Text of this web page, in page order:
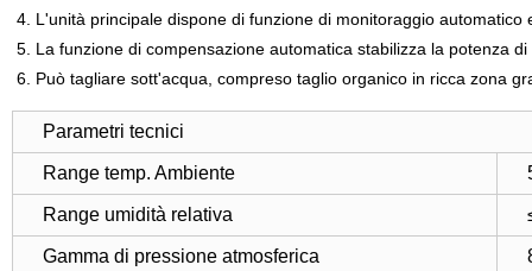
4. L'unità principale dispone di funzione di monitoraggio automatico
5. La funzione di compensazione automatica stabilizza la potenza
6. Può tagliare sott'acqua, compreso taglio organico in ricca zona
Parametri tecnici
Range temp. Ambiente
Range umidità relativa
Gamma di pressione atmosferica